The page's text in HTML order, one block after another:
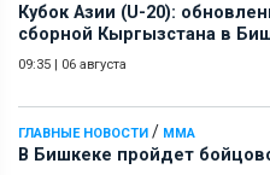
Кубок Азии (U-20):
сборной Кыргызстана в
09:35 | 06 августа
ГЛАВНЫЕ НОВОСТИ / ММА
В Бишкеке пройдет